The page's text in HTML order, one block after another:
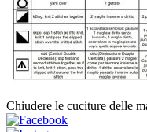
Chiudere le cuciture delle